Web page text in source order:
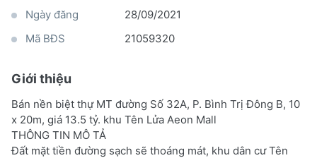
Ngày đăng
28/09/2021
Mã BĐS
21059320
Giới thiệu
Bán nền biệt thự MT đường Số 32A, P. Bình Trị Đông B, 10
x 20m, giá 13.5 tỷ. khu Tên Lửa Aeon Mall
THÔNG TIN MÔ TẢ
Đất mặt tiền đường sạch sẽ thoáng mát, khu dân cư Tên